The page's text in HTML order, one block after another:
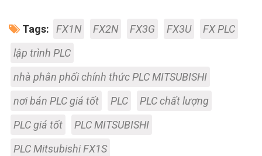
Tags: FX1N FX2N FX3G FX3U
FX PLC
lập trình PLC
nhà phân phối chính thức PLC MITSUBISHI
nơi bán PLC giá tốt
PLC
PLC chất lượng
PLC giá tốt
PLC MITSUBISHI
PLC Mitsubishi FX1S